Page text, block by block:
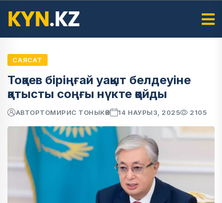
САЯСАТ
Тоқаев біріңғай уақыт белдеуіне
қатысты соңғы нүкте қойды
АВТОРТОМИРИС ТОНЫКӨК 14 НАУРЫЗ, 2025 2105